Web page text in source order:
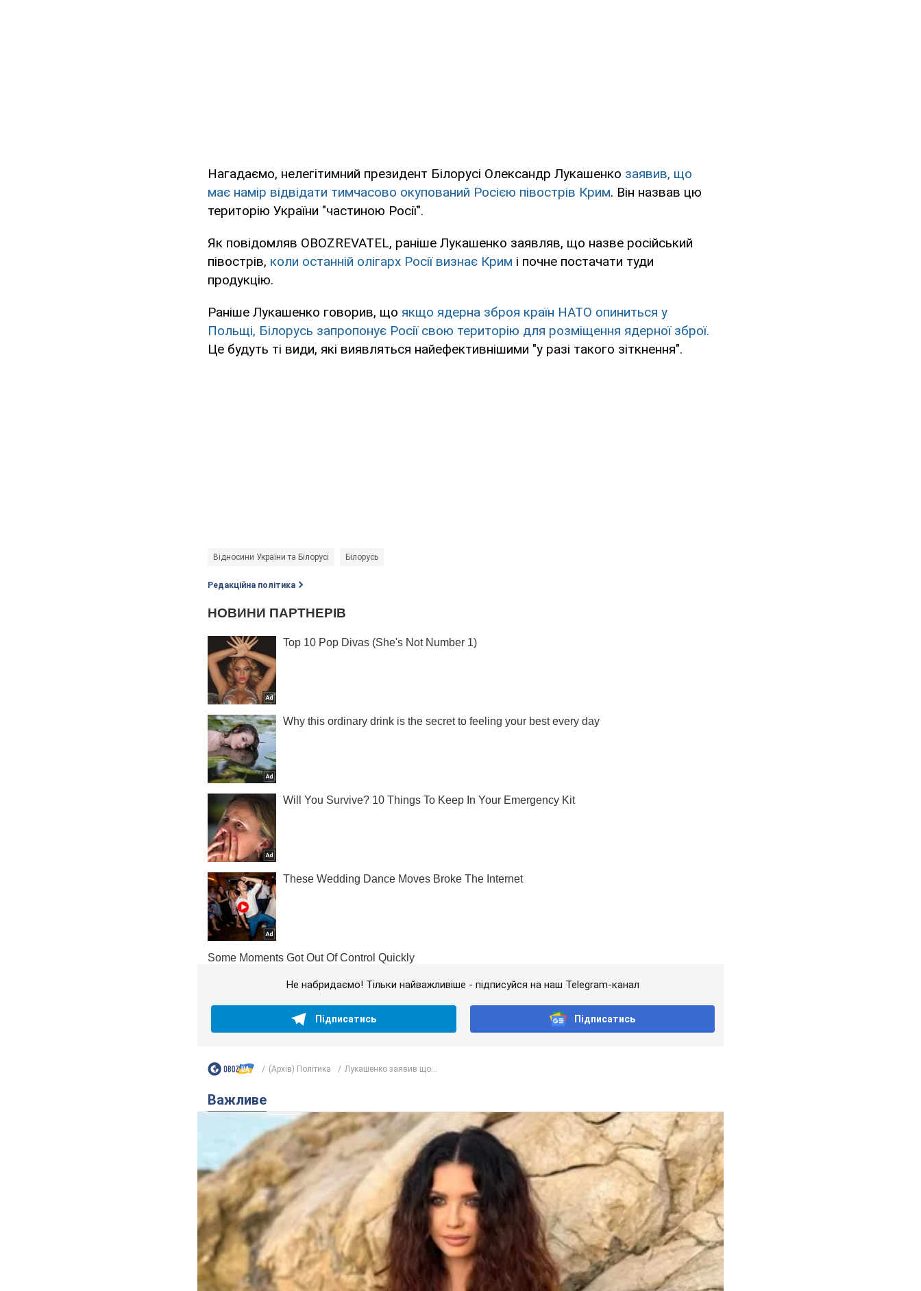
Нагадаємо, нелегітимний президент Білорусі Олександр Лукашенко заявив, що
має намір відвідати тимчасово окупований Росією півострів Крим. Він назвав цю
територію України "частиною Росії".
Як повідомляв OBOZREVATEL, раніше Лукашенко заявляв, що назве російський
півострів, коли останній олігарх Росії визнає Крим і почне постачати туди
продукцію.
Раніше Лукашенко говорив, що якщо ядерна зброя країн НАТО опиниться у
Польщі, Білорусь запропонує Росії свою територію для розміщення ядерної зброї.
Це будуть ті види, які виявляться найефективнішими "у разі такого зіткнення".
Відносини України та Білорусі Білорусь
Редакційна політика
Не набридаємо! Тільки найважливіше - підписуйся на наш Telegram-канал
Підписатись Підписатись
(Архів) Політика Лукашенко заявив що...
Важливе